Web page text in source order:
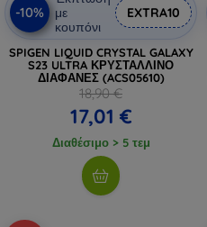
-10%
με
κουπόνι
EXTRA10
SPIGEN LIQUID CRYSTAL GALAXY
S23 ULTRA ΚΡΥΣΤΑΛΛΙΝΟ
ΔΙΑΦΑΝΕΣ (ACS05610)
18,90 €
17,01 €
Διαθέσιμο > 5 τεμ